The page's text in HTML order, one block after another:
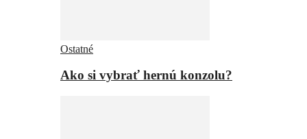
Ostatné
Ako si vybrať hernú konzolu?